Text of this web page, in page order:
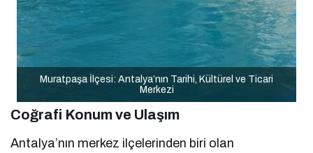
Muratpaşa İlçesi: Antalya’nın Tarihi, Kültürel ve Ticari
Merkezi
Coğrafi Konum ve Ulaşım
Antalya’nın merkez ilçelerinden biri olan